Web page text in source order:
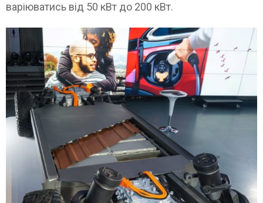
варіюватись від 50 кВт до 200 кВт.